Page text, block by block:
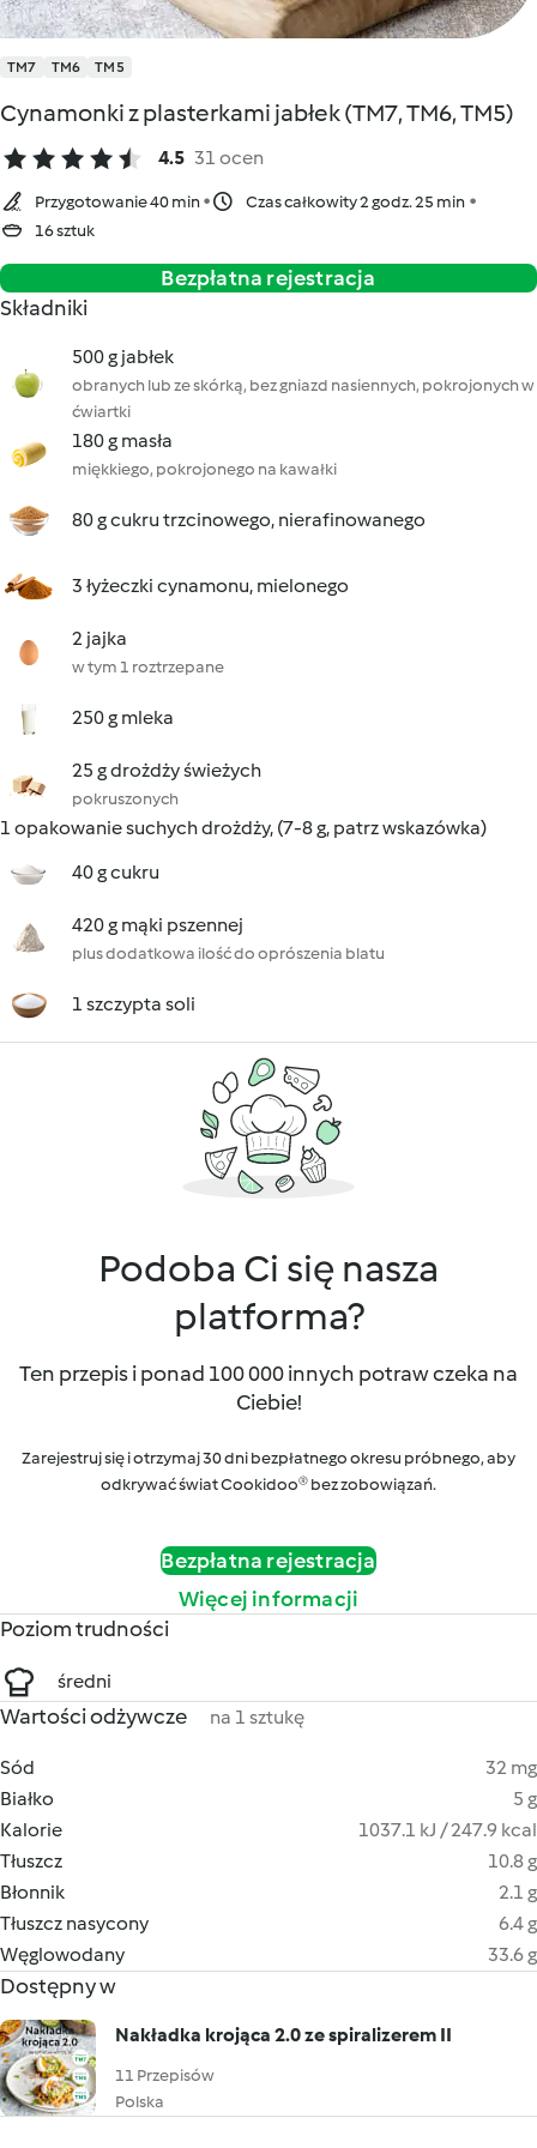
TM7 TM6 TM5
Cynamonki z plasterkami jabłek (TM7, TM6, TM5)
4.5 31 ocen
Przygotowanie 40 min
Czas całkowity 2 godz. 25 min
16 sztuk
Bezpłatna rejestracja
Składniki
500 g jabłek
obranych lub ze skórką, bez gniazd nasiennych, pokrojonych w
ćwiartki
180 g masła
miękkiego, pokrojonego na kawałki
80 g cukru trzcinowego, nierafinowanego
3 łyżeczki cynamonu, mielonego
2 jajka
w tym 1 roztrzepane
250 g mleka
25 g drożdży świeżych
pokruszonych
1 opakowanie suchych drożdży, (7-8 g, patrz wskazówka)
40 g cukru
420 g mąki pszennej
plus dodatkowa ilość do oprószenia blatu
1 szczypta soli
Podoba Ci się nasza
platforma?
Ten przepis i ponad 100 000 innych potraw czeka na
Ciebie!
Zarejestruj się i otrzymaj 30 dni bezpłatnego okresu próbnego, aby
odkrywać świat Cookidoo® bez zobowiązań.
Bezpłatna rejestracja
Więcej informacji
Poziom trudności
średni
Wartości odżywcze na 1 sztukę
Sód
32 mg
Białko
5 g
Kalorie
1037.1 kJ / 247.9 kcal
Tłuszcz
10.8 g
Błonnik
2.1 g
Tłuszcz nasycony
6.4 g
Węglowodany
33.6 g
Dostępny w
Nakładka krojąca 2.0 ze spiralizerem II
11 Przepisów
Polska